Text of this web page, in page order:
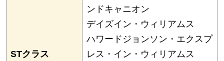
STクラス
ンドキャニオン
デイズイン・ウィリアムス
ハワードジョンソン・エクスプ
レス・イン・ウィリアムス